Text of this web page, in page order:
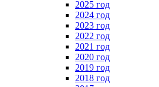
2025 год
2024 год
2023 год
2022 год
2021 год
2020 год
2019 год
2018 год